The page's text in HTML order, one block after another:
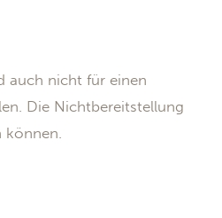
auch nicht für einen
Die Nichtbereitstellung
können.